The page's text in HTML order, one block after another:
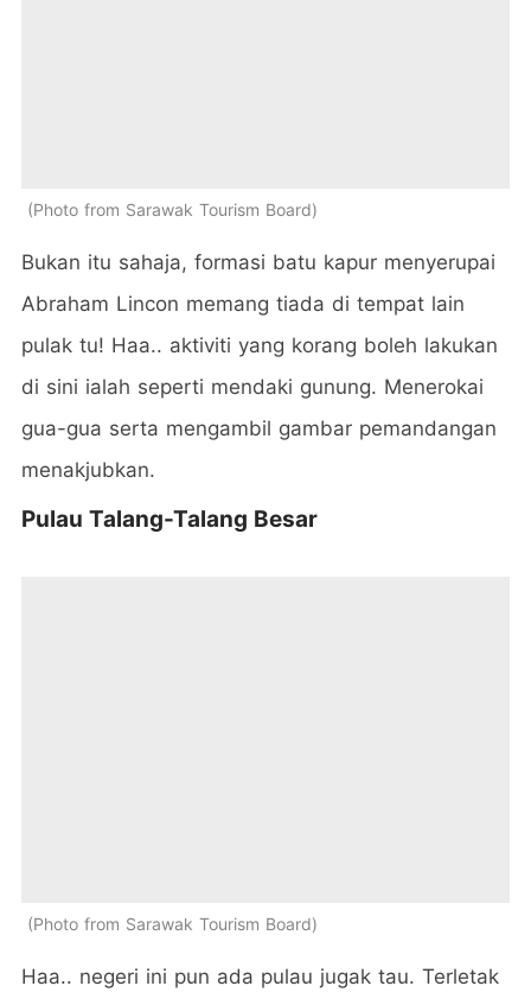
Photo from Sarawak Tourism Board
Bukan itu sahaja, formasi batu kapur menyerupai
Abraham Lincon memang tiada di tempat lain
pulak tu! Haa.. aktiviti yang korang boleh lakukan
di sini ialah seperti mendaki gunung. Menerokai
gua-gua serta mengambil gambar pemandangan
menakjubkan.
Pulau Talang-Talang Besar
Photo from Sarawak Tourism Board
Haa.. negeri ini pun ada pulau jugak tau. Terletak